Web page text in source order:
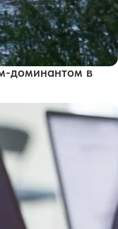
доминантом в